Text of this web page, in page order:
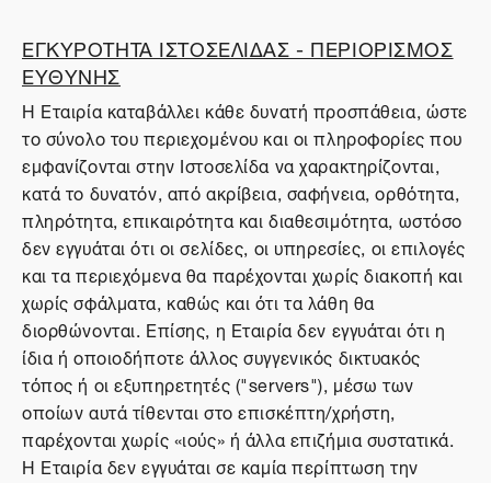
ΕΓΚΥΡΟΤΗΤΑ ΙΣΤΟΣΕΛΙΔΑΣ - ΠΕΡΙΟΡΙΣΜΟΣ
ΕΥΘΥΝΗΣ
Η Εταιρία καταβάλλει κάθε δυνατή προσπάθεια, ώστε
το σύνολο του περιεχομένου και οι πληροφορίες που
εμφανίζονται στην Ιστοσελίδα να χαρακτηρίζονται,
κατά το δυνατόν, από ακρίβεια, σαφήνεια, ορθότητα,
πληρότητα, επικαιρότητα και διαθεσιμότητα, ωστόσο
δεν εγγυάται ότι οι σελίδες, οι υπηρεσίες, οι επιλογές
και τα περιεχόμενα θα παρέχονται χωρίς διακοπή και
χωρίς σφάλματα, καθώς και ότι τα λάθη θα
διορθώνονται. Επίσης, η Εταιρία δεν εγγυάται ότι η
ίδια ή οποιοδήποτε άλλος συγγενικός δικτυακός
τόπος ή οι εξυπηρετητές ("servers"), μέσω των
οποίων αυτά τίθενται στο επισκέπτη/χρήστη,
παρέχονται χωρίς «ιούς» ή άλλα επιζήμια συστατικά.
Η Εταιρία δεν εγγυάται σε καμία περίπτωση την